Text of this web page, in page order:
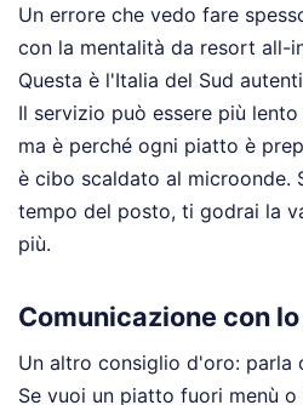
Un errore che vedo fare
con la mentalità da resort all-
Questa è l'Italia del Sud
Il servizio può essere più
ma è perché ogni piatto è
è cibo scaldato al microonde.
tempo del posto, ti godrai la
più.
Comunicazione con
Un altro consiglio d'oro: parla
Se vuoi un piatto fuori menù o